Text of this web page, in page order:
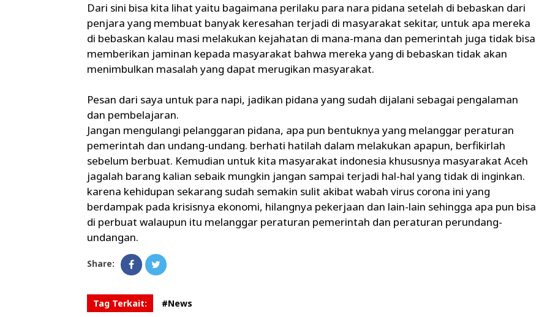
Dari sini bisa kita lihat yaitu bagaimana perilaku para nara pidana setelah di bebaskan dari
penjara yang membuat banyak keresahan terjadi di masyarakat sekitar, untuk apa mereka
di bebaskan kalau masi melakukan kejahatan di mana-mana dan pemerintah juga tidak bisa
memberikan jaminan kepada masyarakat bahwa mereka yang di bebaskan tidak akan
menimbulkan masalah yang dapat merugikan masyarakat.
Pesan dari saya untuk para napi, jadikan pidana yang sudah dijalani sebagai pengalaman
dan pembelajaran.
Jangan mengulangi pelanggaran pidana, apa pun bentuknya yang melanggar peraturan
pemerintah dan undang-undang. berhati hatilah dalam melakukan apapun, berfikirlah
sebelum berbuat. Kemudian untuk kita masyarakat indonesia khususnya masyarakat Aceh
jagalah barang kalian sebaik mungkin jangan sampai terjadi hal-hal yang tidak di inginkan.
karena kehidupan sekarang sudah semakin sulit akibat wabah virus corona ini yang
berdampak pada krisisnya ekonomi, hilangnya pekerjaan dan lain-lain sehingga apa pun bisa
di perbuat walaupun itu melanggar peraturan pemerintah dan peraturan perundang-
undangan.
Share:
Tag Terkait: #News